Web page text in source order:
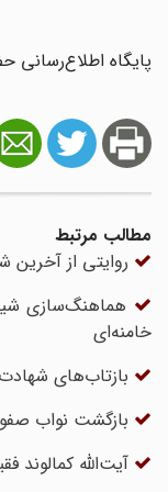
پایگاه اطلاع‌رسانی
مطالب مرتبط
روایتی از آخرین شب
هماهنگ‌سازی شیعه
خامنه‌ای
بازتاب‌های شهادت
بازگشت نواب صفوی
آیت‌الله کمالوند